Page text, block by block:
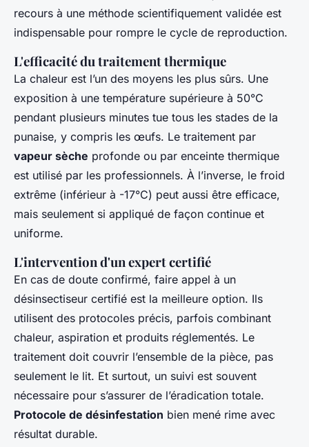
recours à une méthode scientifiquement validée est
indispensable pour rompre le cycle de reproduction.
L'efficacité du traitement thermique
La chaleur est l’un des moyens les plus sûrs. Une
exposition à une température supérieure à 50°C
pendant plusieurs minutes tue tous les stades de la
punaise, y compris les œufs. Le traitement par
vapeur sèche profonde ou par enceinte thermique
est utilisé par les professionnels. À l’inverse, le froid
extrême (inférieur à -17°C) peut aussi être efficace,
mais seulement si appliqué de façon continue et
uniforme.
L'intervention d'un expert certifié
En cas de doute confirmé, faire appel à un
désinsectiseur certifié est la meilleure option. Ils
utilisent des protocoles précis, parfois combinant
chaleur, aspiration et produits réglementés. Le
traitement doit couvrir l’ensemble de la pièce, pas
seulement le lit. Et surtout, un suivi est souvent
nécessaire pour s’assurer de l’éradication totale.
Protocole de désinfestation bien mené rime avec
résultat durable.